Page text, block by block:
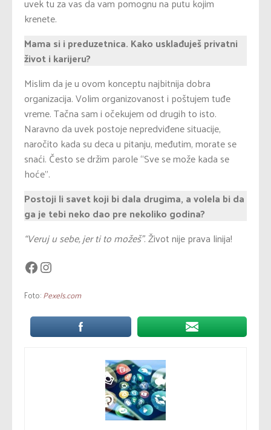
krenete.
Mama si i preduzetnica. Kako usklađuješ privatni
život i karijeru?
Mislim da je u ovom konceptu najbitnija dobra
organizacija. Volim organizovanost i poštujem tuđe
vreme. Tačna sam i očekujem od drugih to isto.
Naravno da uvek postoje nepredviđene situacije,
naročito kada su deca u pitanju, međutim, morate se
snaći. Često se držim parole “Sve se može kada se
hoće”.
Postoji li savet koji bi dala drugima, a volela bi da
ga je tebi neko dao pre nekoliko godina?
“Veruj u sebe, jer ti to možeš”. Život nije prava linija!
Facebook
Instagram
Foto:Pexels.com